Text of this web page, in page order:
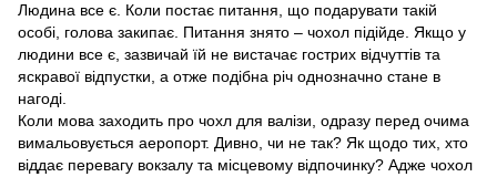
Людина все є. Коли постає питання, що подарувати такій
особі, голова закипає. Питання знято – чохол підійде. Якщо у
людини все є, зазвичай їй не вистачає гострих відчуттів та
яскравої відпустки, а отже подібна річ однозначно стане в
нагоді.
Коли мова заходить про чохл для валізи, одразу перед очима
вимальовується аеропорт. Дивно, чи не так? Як щодо тих, хто
віддає перевагу вокзалу та місцевому відпочинку? Адже чохол